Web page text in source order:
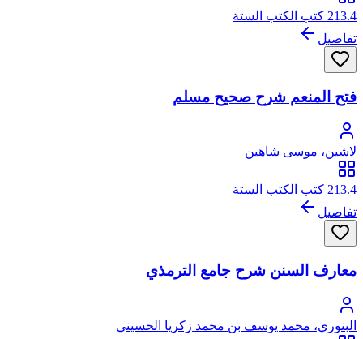
213.4 كتب الكتب الستة
تفاصيل
فتح المنعم شرح صحيح مسلم
لاشين، موسى شاهين
213.4 كتب الكتب الستة
تفاصيل
معارف السنن شرح جامع الترمذي
البنوري، محمد يوسف بن محمد زكريا الحسيني